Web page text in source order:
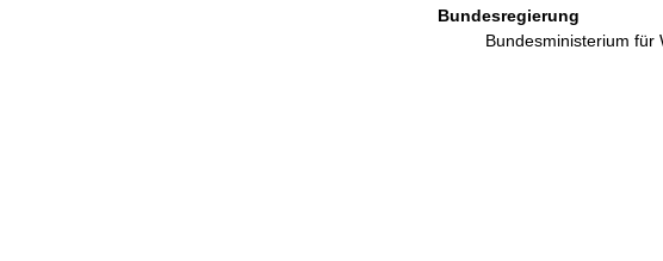
Bundesregierung
Bundesministerium